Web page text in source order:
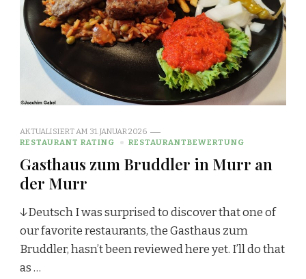
AKTUALISIERT AM 31. JANUAR 2026
RESTAURANT RATING
RESTAURANTBEWERTUNG
Gasthaus zum Bruddler in Murr an
der Murr
↓Deutsch I was surprised to discover that one of
our favorite restaurants, the Gasthaus zum
Bruddler, hasn’t been reviewed here yet. I’ll do that
as …